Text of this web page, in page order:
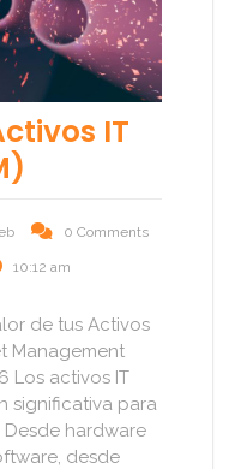
IT
0 Comments
10:12 am
de tus Activos
Management
Los activos IT
significativa para
hardware
desde